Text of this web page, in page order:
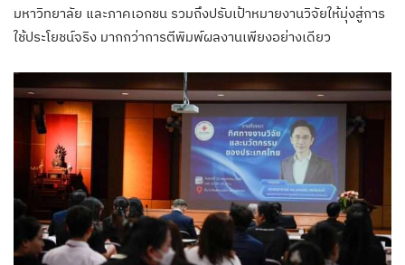
มหาวิทยาลัย และภาคเอกชน รวมถึงปรับเป้าหมายงานวิจัยให้มุ่งสู่การ
ใช้ประโยชน์จริง มากกว่าการตีพิมพ์ผลงานเพียงอย่างเดียว